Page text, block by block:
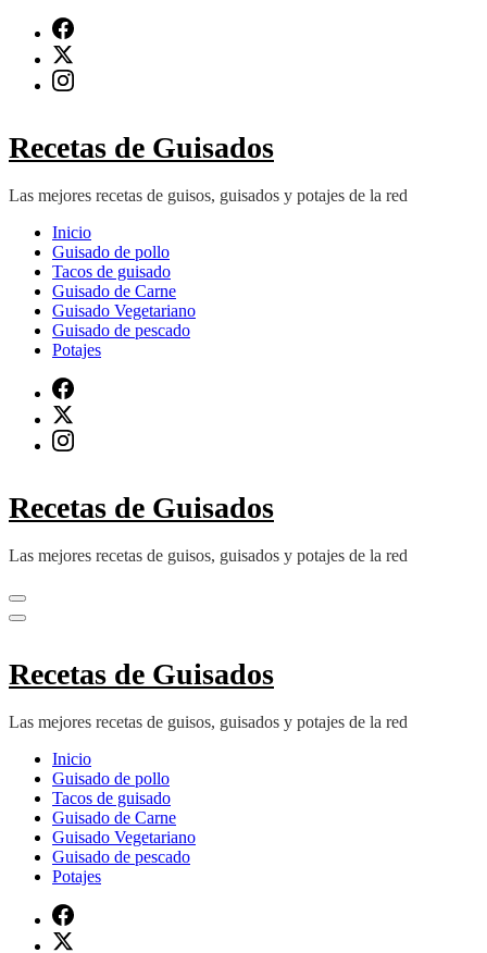
contenido
(presiona
Recetas de Guisados
Las mejores recetas de guisos, guisados y potajes de la red
Inicio
Guisado de pollo
Tacos de guisado
Guisado de Carne
Guisado Vegetariano
Guisado de pescado
Potajes
Recetas de Guisados
Las mejores recetas de guisos, guisados y potajes de la red
Recetas de Guisados
Las mejores recetas de guisos, guisados y potajes de la red
Inicio
Guisado de pollo
Tacos de guisado
Guisado de Carne
Guisado Vegetariano
Guisado de pescado
Potajes